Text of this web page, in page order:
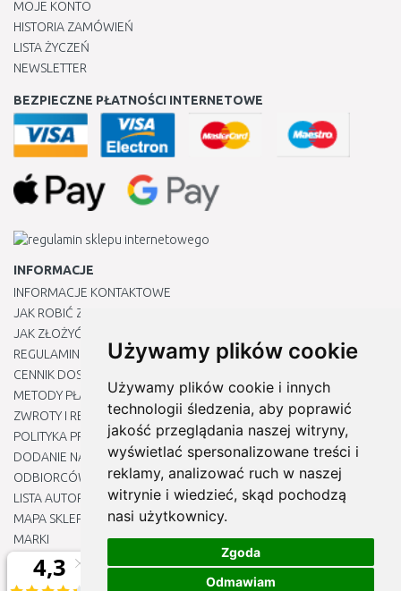
Używamy plików cookie
Używamy plików cookie i innych
technologii śledzenia, aby poprawić
jakość przeglądania naszej witryny,
wyświetlać spersonalizowane treści i
reklamy, analizować ruch w naszej
witrynie i wiedzieć, skąd pochodzą
nasi użytkownicy.
Zgoda
Odmawiam
MOJE KONTO
HISTORIA ZAMÓWIEŃ
LISTA ŻYCZEŃ
NEWSLETTER
BEZPIECZNE PŁATNOŚCI INTERNETOWE
INFORMACJE
INFORMACJE KONTAKTOWE
JAK ROBIĆ ZAKUPY ?
JAK ZŁOŻYĆ REKLAMACJĘ
REGULAMIN
CENNIK DOSTAWY
METODY PŁATNOŚCI
ZWROTY I REKLAMACJE PRODUKTÓW
POLITYKA PRYWATNOŚCI
DODANIE NASZYCH ADRESÓW E-MAIL DO LISTY ZAUFANYCH
ODBIORCÓW
LISTA AUTORYZOWANYCH CENTRÓW SERWISOWYCH
MAPA SKLEPU
MARKI
BLOGU
EDYTUJ MOJE PREFERENCJE DOTYCZĄCE PLIKÓW COOKIE